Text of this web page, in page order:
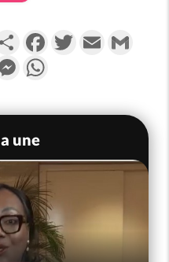
PartagerFacebookTwitterEmail
Messenger
une